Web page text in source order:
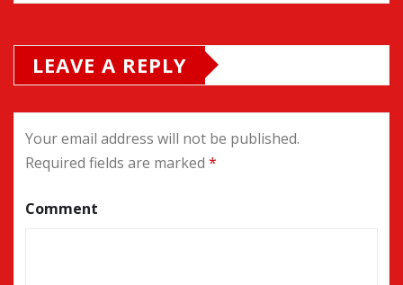
LEAVE A REPLY
Your email address will not be published.
Required fields are marked *
Comment